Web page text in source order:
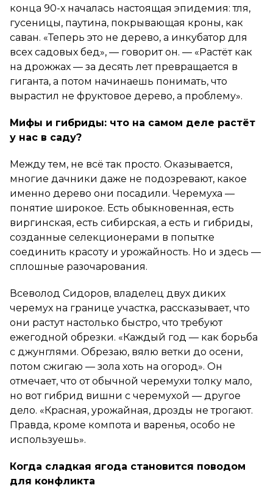
конца 90-х началась настоящая эпидемия: тля,
гусеницы, паутина, покрывающая кроны, как
саван. «Теперь это не дерево, а инкубатор для
всех садовых бед», — говорит он. — «Растёт как
на дрожжах — за десять лет превращается в
гиганта, а потом начинаешь понимать, что
вырастил не фруктовое дерево, а проблему».
Мифы и гибриды: что на самом деле растёт
у нас в саду?
Между тем, не всё так просто. Оказывается,
многие дачники даже не подозревают, какое
именно дерево они посадили. Черемуха —
понятие широкое. Есть обыкновенная, есть
виргинская, есть сибирская, а есть и гибриды,
созданные селекционерами в попытке
соединить красоту и урожайность. Но и здесь —
сплошные разочарования.
Всеволод Сидоров, владелец двух диких
черемух на границе участка, рассказывает, что
они растут настолько быстро, что требуют
ежегодной обрезки. «Каждый год — как борьба
с джунглями. Обрезаю, вялю ветки до осени,
потом сжигаю — зола хоть на огород». Он
отмечает, что от обычной черемухи толку мало,
но вот гибрид вишни с черемухой — другое
дело. «Красная, урожайная, дрозды не трогают.
Правда, кроме компота и варенья, особо не
используешь».
Когда сладкая ягода становится поводом
для конфликта